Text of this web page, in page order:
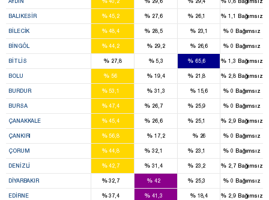
BALIKESIR %45,2 % 27,6 %26,1 % 1,1 Bağımsız
BILECIK %48,4 % 28,5 %23,1 % 0 Bağımsız
BINGÖL %44,2 % 29,2 %26,6 % 0 Bağımsız
BITLIS % 27,8 %5,3 %65,6 % 1,3 Bağımsız
BOLU % 56 % 19,4 %21,8 % 2,8 Bağımsız
BURDUR %53,1 % 31,3 %15,6 % 0 Bağımsız
BURSA %47,4 % 26,7 %25,9 % 0 Bağımsız
ÇANAKKALE %45,4 % 26,6 %25,1 % 2,9 Bağımsız
ÇANKIRI %56,8 % 17,2 %26 % 0 Bağımsız
ÇORUM %44,8 % 32,1 %23,1 % 0 Bağımsız
DENIZLI %42,7 % 31,4 %23,2 % 2,7 Bağımsız
DIYARBAKIR %32,7 % 42 %25,3 % 0 Bağımsız
EDIRNE %37,4 % 41,3 %18,4 % 2,9 Bağımsız